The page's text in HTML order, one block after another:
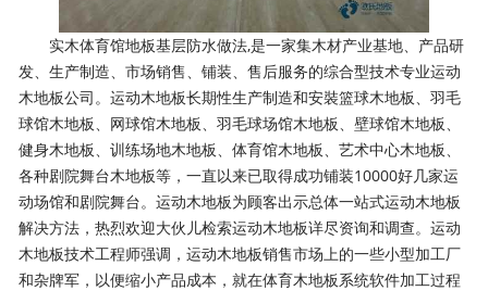
实木体育馆地板基层防水做法,是一家集木材产业基地、产品研
发、生产制造、市场销售、铺装、售后服务的综合型技术专业运动
木地板公司。运动木地板长期性生产制造和安裝篮球木地板、羽毛
球馆木地板、网球馆木地板、羽毛球场馆木地板、壁球馆木地板、
健身木地板、训练场地木地板、体育馆木地板、艺术中心木地板、
各种剧院舞台木地板等，一直以来已取得成功铺装10000好几家运
动场馆和剧院舞台。运动木地板为顾客出示总体一站式运动木地板
解决方法，热烈欢迎大伙儿检索运动木地板详尽资询和调查。运动
木地板技术工程师强调，运动木地板销售市场上的一些小型加工厂
和杂牌军，以便缩小产品成本，就在体育木地板系统软件加工过程